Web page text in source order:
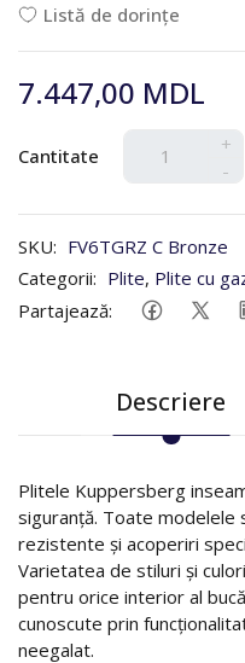
Listă de dorințe
7.447,00 MDL
Cantitate
+
-
SKU: FV6TGRZ C Bronze
Categorii: Plite, Plite cu
Partajează:
Descriere
Plitele Kuppersberg
siguranță. Toate modelele
rezistente și acoperiri
Varietatea de stiluri și
pentru orice interior al
cunoscute prin
neegalat.